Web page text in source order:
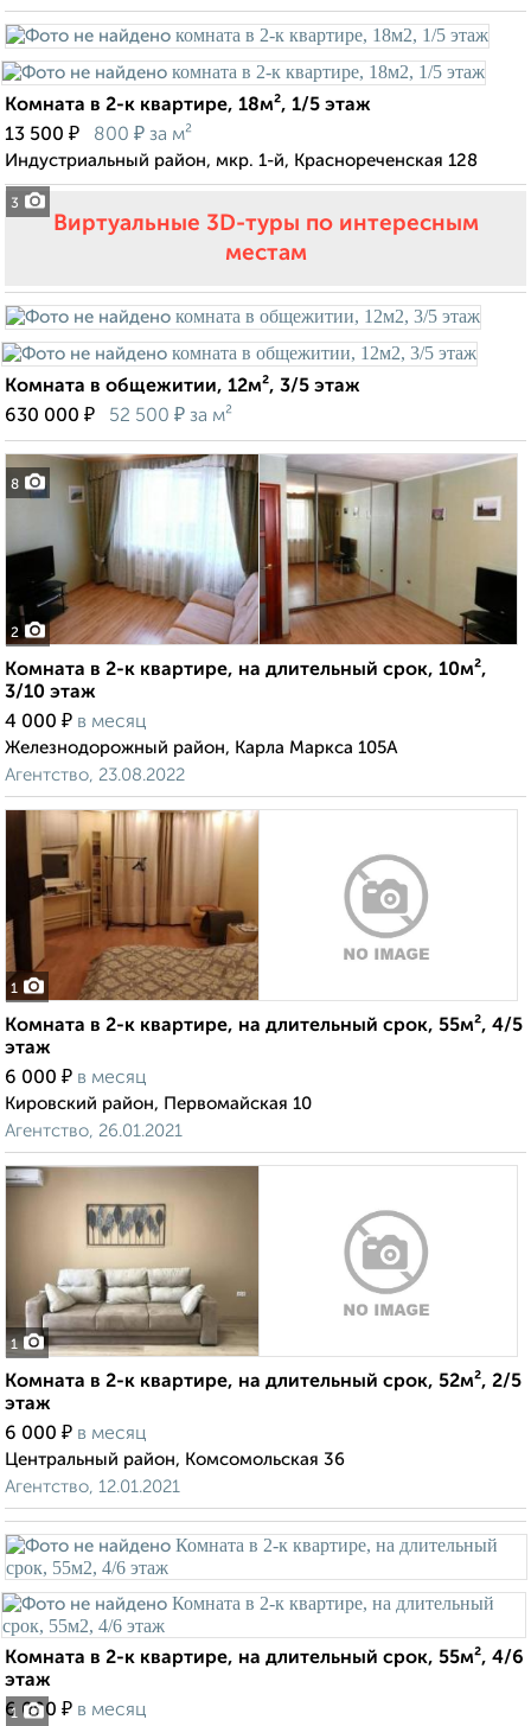
3
Комната в 2-к квартире, 18м², 1/5 этаж
13 500 ₽ 800 ₽ за м²
Индустриальный район, мкр. 1-й, Краснореченская 128
Виртуальные 3D-туры по интересным
местам
8
Комната в общежитии, 12м², 3/5 этаж
630 000 ₽ 52 500 ₽ за м²
2
Комната в 2-к квартире, на длительный срок, 10м²,
3/10 этаж
4 000 ₽ в месяц
Железнодорожный район, Карла Маркса 105А
Агентство, 23.08.2022
1
Комната в 2-к квартире, на длительный срок, 55м², 4/5
этаж
6 000 ₽ в месяц
Кировский район, Первомайская 10
Агентство, 26.01.2021
1
Комната в 2-к квартире, на длительный срок, 52м², 2/5
этаж
6 000 ₽ в месяц
Центральный район, Комсомольская 36
Агентство, 12.01.2021
1
Комната в 2-к квартире, на длительный срок, 55м², 4/6
этаж
6 000 ₽ в месяц